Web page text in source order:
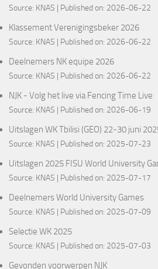
Source: KNAS Published on: 2026-06-22
Klassement Verenigingsbeker 2026
Source: KNAS Published on: 2026-06-22
Deelnemers NK equipe 2026
Source: KNAS Published on: 2026-06-22
NJK - Volg het live via Fencing Time Live
Source: KNAS Published on: 2026-06-19
Uitslagen WK Tbilisi (GEO) 22-30 juni
Source: KNAS Published on: 2025-07-23
Uitslagen 2025 FISU World University
Source: KNAS Published on: 2025-07-17
Deelnemers World University Games
Source: KNAS Published on: 2025-07-09
Selectie WK 2025
Source: KNAS Published on: 2025-07-03
Gevonden voorwerpen NJK